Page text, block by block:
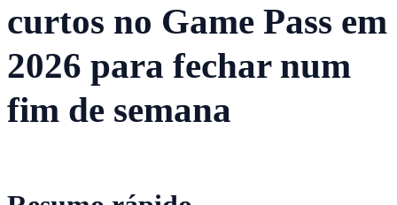
curtos no Game Pass em
2026 para fechar num
fim de semana